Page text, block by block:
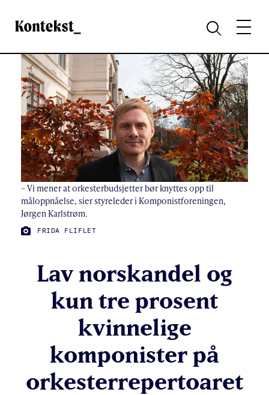
Kontekst
SØKMENY
– Vi mener at orkesterbudsjetter bør knyttes opp til
måloppnåelse, sier styreleder i Komponistforeningen,
Jørgen Karlstrøm.
FOTO:
FRIDA FLIFLET
Lav norskandel og
kun tre prosent
kvinnelige
komponister på
orkesterrepertoaret